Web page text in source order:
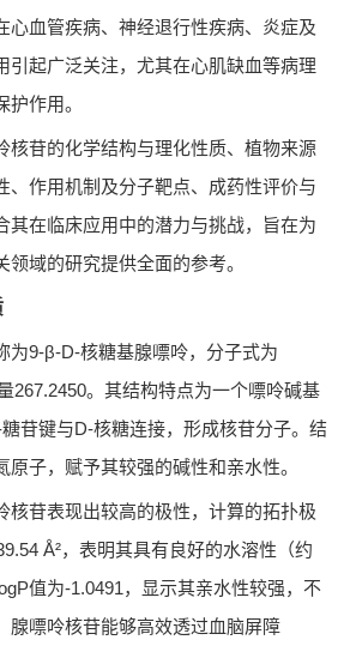
心血管疾病、神经退行性疾病、炎症及
引起广泛关注，尤其在心肌缺血等病理
作用。
核苷的化学结构与理化性质、植物来源
、作用机制及分子靶点、成药性评价与
其在临床应用中的潜力与挑战，旨在为
域的研究提供全面的参考。
为9-β-D-核糖基腺嘌呤，分子式为
267.2450。其结构特点为一个嘌呤碱基
糖苷键与D-核糖连接，形成核苷分子。结
子，赋予其较强的碱性和亲水性。
核苷表现出较高的极性，计算的拓扑极
Å²，表明其具有良好的水溶性（约
值为-1.0491，显示其亲水性较强，不
腺嘌呤核苷能够高效透过血脑屏障